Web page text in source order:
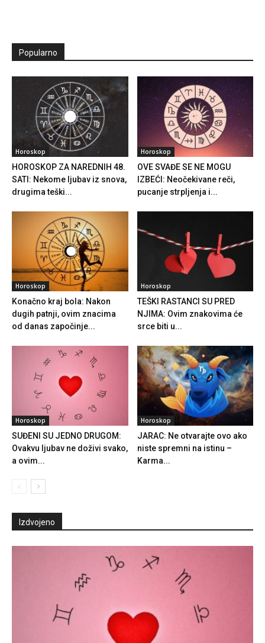
Popularno
Horoskop
HOROSKOP ZA NAREDNIH 48.
SATI: Nekome ljubav iz snova,
drugima teški...
Horoskop
OVE SVAĐE SE NE MOGU
IZBEĆI: Neočekivane reči,
pucanje strpljenja i...
Horoskop
Konačno kraj bola: Nakon
dugih patnji, ovim znacima
od danas započinje...
Horoskop
TEŠKI RASTANCI SU PRED
NJIMA: Ovim znakovima će
srce biti u...
Horoskop
SUĐENI SU JEDNO DRUGOM:
Ovakvu ljubav ne doživi svako,
a ovim...
Horoskop
JARAC: Ne otvarajte ovo ako
niste spremni na istinu –
Karma...
Izdvojeno